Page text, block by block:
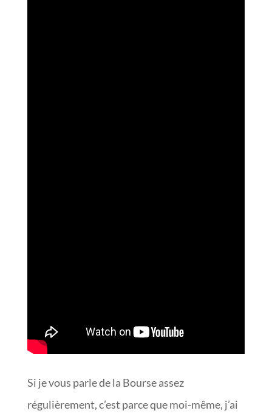
Si je vous parle de la Bourse assez
régulièrement, c’est parce que moi-même, j’ai